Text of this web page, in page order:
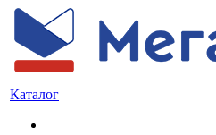
Каталог